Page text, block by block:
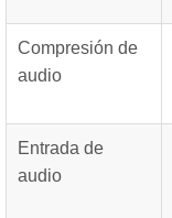
Compresión de
audio
Entrada de
audio